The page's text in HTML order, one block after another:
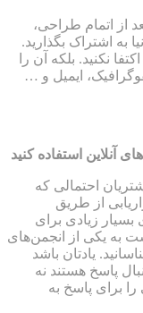
از اتمام طراحی،
اشتراک بگذارید.
نکنید. بلکه آن را
ایمیل و …
آنلاین استفاده کنید
احتمالی که
از طریق
بسیار زیادی برای
به یکی از انجمن‌های
یادتان باشد
پاسخ هستند نه
برای پاسخ به